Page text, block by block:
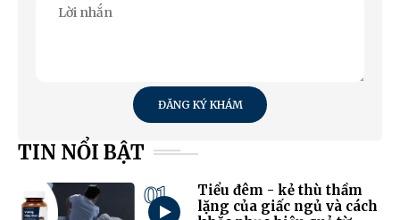
ĐĂNG KÝ KHÁM
TIN NỔI BẬT
01
Tiểu đêm - kẻ thù thầm
lặng của giấc ngủ và cách